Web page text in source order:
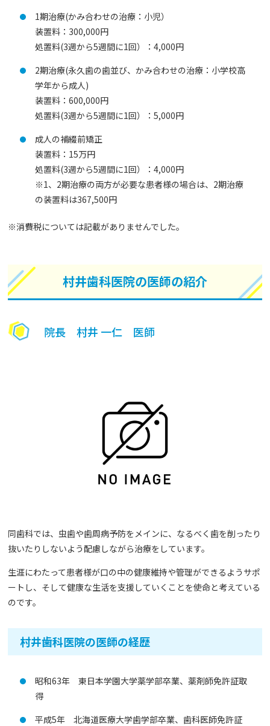
1期治療(かみ合わせの治療：小児）
装置料：300,000円
処置料(3週から5週間に1回）：4,000円
2期治療(永久歯の歯並び、かみ合わせの治療：小学校高
学年から成人)
装置料：600,000円
処置料(3週から5週間に1回）：5,000円
成人の補綴前矯正
装置料：15万円
処置料(3週から5週間に1回）：4,000円
※1、2期治療の両方が必要な患者様の場合は、2期治療
の装置料は367,500円
※消費税については記載がありませんでした。
村井歯科医院の医師の紹介
院長 村井 一仁 医師
同歯科では、虫歯や歯周病予防をメインに、なるべく歯を削ったり
抜いたりしないよう配慮しながら治療をしています。
生涯にわたって患者様が口の中の健康維持や管理ができるようサポ
ートし、そして健康な生活を支援していくことを使命と考えている
のです。
村井歯科医院の医師の経歴
昭和63年 東日本学園大学薬学部卒業、薬剤師免許証取
得
平成5年 北海道医療大学歯学部卒業、歯科医師免許証